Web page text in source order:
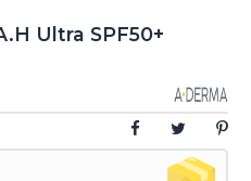
Ultra SPF50+